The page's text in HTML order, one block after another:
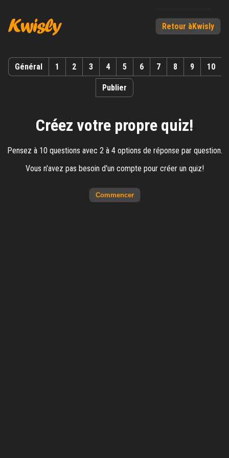
Créer un quiz
Retour àKwisly
Général 1 2 3 4 5 6 7 8 9 10
Publier
Créez votre propre quiz!
Pensez à 10 questions avec 2 à 4 options de réponse par question.
Vous n'avez pas besoin d'un compte pour créer un quiz!
Commencer
Créez votre propre quiz Info